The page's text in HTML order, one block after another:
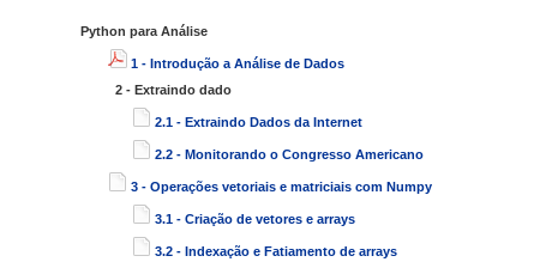
Python para Análise
1 - Introdução a Análise de Dados
2 - Extraindo dado
2.1 - Extraindo Dados da Internet
2.2 - Monitorando o Congresso Americano
3 - Operações vetoriais e matriciais com Numpy
3.1 - Criação de vetores e arrays
3.2 - Indexação e Fatiamento de arrays